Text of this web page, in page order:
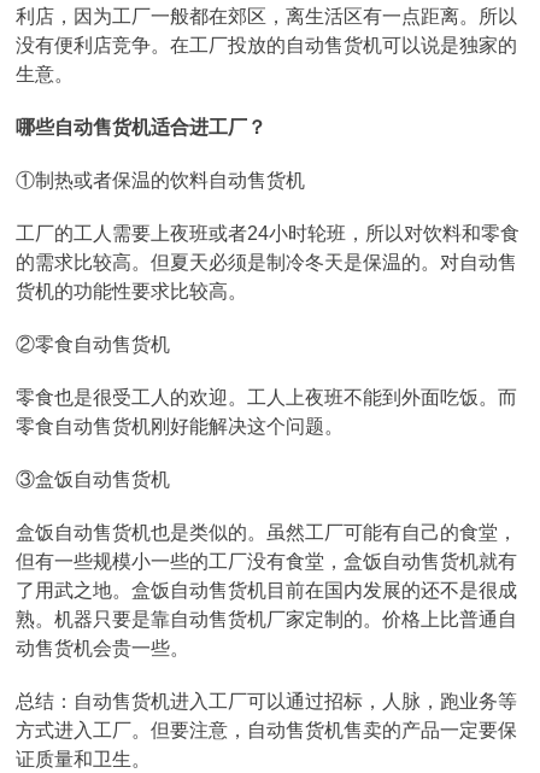
利店，因为工厂一般都在郊区，离生活区有一点距离。所以
没有便利店竞争。在工厂投放的自动售货机可以说是独家的
生意。
哪些自动售货机适合进工厂？
①制热或者保温的饮料自动售货机
工厂的工人需要上夜班或者24小时轮班，所以对饮料和零食
的需求比较高。但夏天必须是制冷冬天是保温的。对自动售
货机的功能性要求比较高。
②零食自动售货机
零食也是很受工人的欢迎。工人上夜班不能到外面吃饭。而
零食自动售货机刚好能解决这个问题。
③盒饭自动售货机
盒饭自动售货机也是类似的。虽然工厂可能有自己的食堂，
但有一些规模小一些的工厂没有食堂，盒饭自动售货机就有
了用武之地。盒饭自动售货机目前在国内发展的还不是很成
熟。机器只要是靠自动售货机厂家定制的。价格上比普通自
动售货机会贵一些。
总结：自动售货机进入工厂可以通过招标，人脉，跑业务等
方式进入工厂。但要注意，自动售货机售卖的产品一定要保
证质量和卫生。